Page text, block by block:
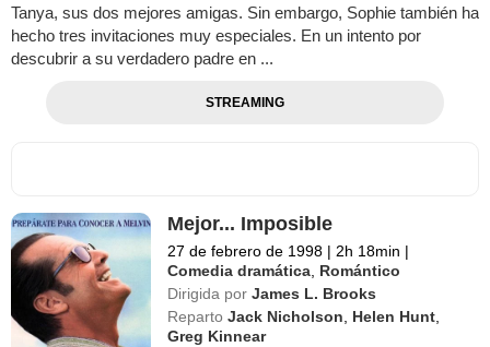
Tanya, sus dos mejores amigas. Sin embargo, Sophie también ha
hecho tres invitaciones muy especiales. En un intento por
descubrir a su verdadero padre en ...
STREAMING
Mejor... Imposible
27 de febrero de 1998 | 2h 18min |
Comedia dramática Romántico
Dirigida por James L. Brooks
Reparto Jack Nicholson Helen Hunt
Greg Kinnear